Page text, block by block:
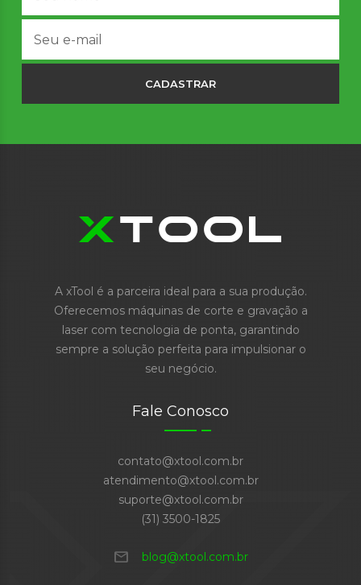
CADASTRAR
A xTool é a parceira ideal para a sua produção.
Oferecemos máquinas de corte e gravação a
laser com tecnologia de ponta, garantindo
sempre a solução perfeita para impulsionar o
seu negócio.
Fale Conosco
contato@xtool.com.br
atendimento@xtool.com.br
suporte@xtool.com.br
(31) 3500-1825
mail blog@xtool.com.br